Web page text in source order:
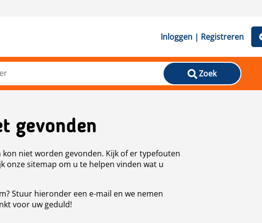
Inloggen | Registreren
Zoek
gevonden
kon niet worden gevonden. Kijk of er typefouten
onze sitemap om u te helpen vinden wat u
Stuur hieronder een e-mail en we nemen
voor uw geduld!